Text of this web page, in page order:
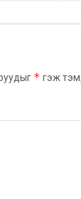
* гэж